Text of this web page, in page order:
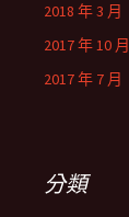
2018 年 3 月
2017 年 10 月
2017 年 7 月
分類